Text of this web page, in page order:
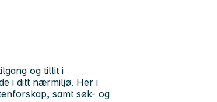
og tillit i
i ditt nærmiljø. Her i
samt søk- og